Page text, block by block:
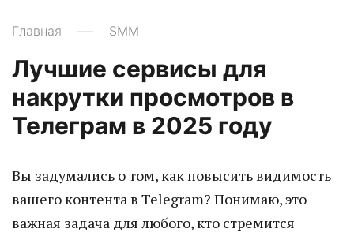
Главная SMM
Лучшие сервисы для
накрутки просмотров в
Телеграм в 2025 году
Вы задумались о том, как повысить видимость
вашего контента в Telegram? Понимаю, это
важная задача для любого, кто стремится